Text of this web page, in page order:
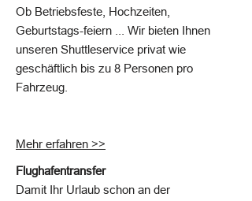
Ob Betriebsfeste, Hochzeiten,
Geburtstags-feiern ... Wir bieten Ihnen
unseren Shuttleservice privat wie
geschäftlich bis zu 8 Personen pro
Fahrzeug.​
Mehr erfahren >>
Flughafentransfer
Damit Ihr Urlaub schon an der